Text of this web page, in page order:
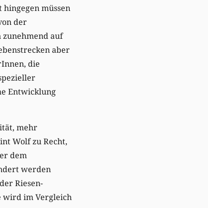
müssen
der
zunehmend auf
aber
die
Entwicklung
mehr
Wolf zu Recht,
dem
werden
Riesen-
wird im Vergleich